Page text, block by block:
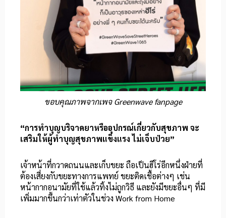
ขอบคุณภาพจากเพจ Greenwave fanpage
“การทำบุญบริจาคยาหรืออุปกรณ์เกี่ยวกับสุขภาพ จะ
เสริมให้ผู้ทำบุญสุขภาพแข็งแรง ไม่เจ็บป่วย”
เจ้าหน้าที่กวาดถนนและเก็บขยะ ถือเป็นฮีโร่อีกหนึ่งฝ่ายที่
ต้องเสี่ยงกับขยะทางการแพทย์ ขยะติดเชื้อต่างๆ เช่น
หน้ากากอนามัยที่ใช้แล้วทิ้งไม่ถูกวิธี และยังมีขยะอื่นๆ ที่มี
เพิ่มมากขึ้นกว่าเท่าตัวในช่วง Work from Home